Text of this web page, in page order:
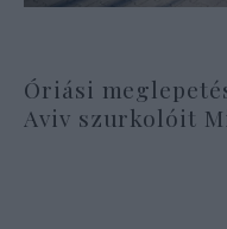
Óriási
Aviv szurkolóit